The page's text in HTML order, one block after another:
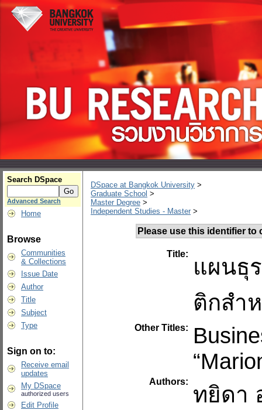
Search DSpace
Advanced Search
Home
Browse
Communities
& Collections
Issue Date
Author
Title
Subject
Type
Sign on to:
Receive email
updates
My DSpace
authorized users
Edit Profile
DSpace at Bangkok University >
Graduate School >
Master Degree >
Independent Studies - Master >
Please use this identifier
Title:
แผนธุ
ติกสำ
Other Titles:
Authors:
ทยิดา